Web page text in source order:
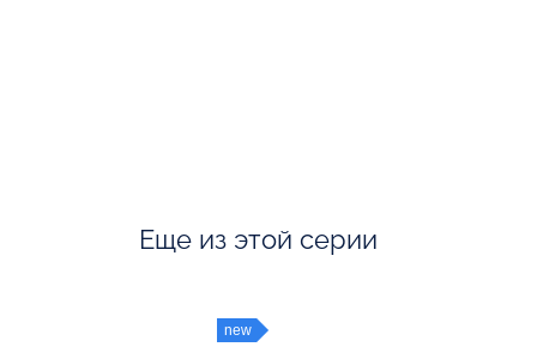
Еще из этой серии
new